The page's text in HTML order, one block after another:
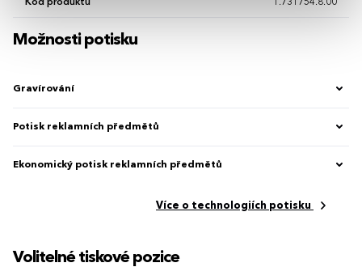
Kód produktu 1.731754.8.00
Možnosti potisku
Gravírování
Potisk reklamních předmětů
Ekonomický potisk reklamních předmětů
Více o technologiích potisku
Volitelné tiskové pozice